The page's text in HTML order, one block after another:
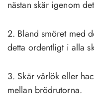
nästan skär igenom
2. Bland smöret med
detta ordentligt i alla
3. Skär vårlök eller
mellan brödrutorna.